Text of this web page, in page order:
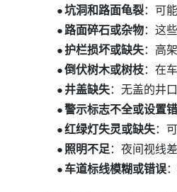
●坑洞和路面龟裂：可
● 路面碎石或杂物：这
●护栏损坏或缺失：高
●倒伏树木或树枝：在
● 井盖缺失：无盖的井
●警示标志不全或设置
●红绿灯失灵或缺失：
● 照明不足 ：夜间视线
● 车道标线模糊或错误